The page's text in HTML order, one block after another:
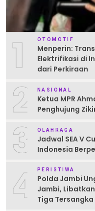
1 OTOMOTIF
Menperin:
Elektrifikasi di
dari Perkiraan
2 NASIONAL
Ketua MPR
Penghujung
3 OLAHRAGA
Jadwal SEA V
Indonesia
4 PERISTIWA
Polda Jambi
Jambi,
Tiga